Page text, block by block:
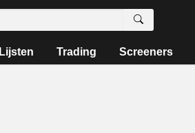
Lijsten Trading Screeners